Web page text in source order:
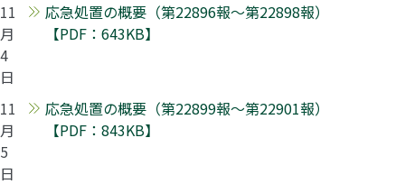
11
月
4
日
応急処置の概要（第22896報～第22898報）
【PDF：643KB】
11
月
5
日
応急処置の概要（第22899報～第22901報）
【PDF：843KB】